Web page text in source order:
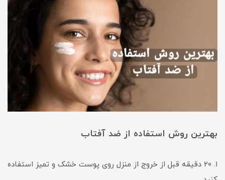
بهترین روش استفاده از ضد آفتاب
۱. ۲۰ دقیقه قبل از خروج از منزل روی پوست خشک و تمیز استفاده